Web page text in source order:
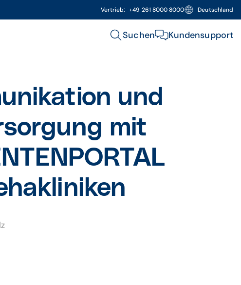
Vertrieb: +49 261 8000 8000 Deutschland
Suchen Kundensupport
und
mit